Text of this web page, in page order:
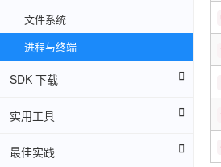
文件系统
进程与终端
SDK 下载
实用工具
最佳实践